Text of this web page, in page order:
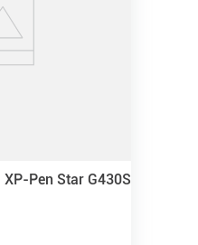
Pen Star G430S